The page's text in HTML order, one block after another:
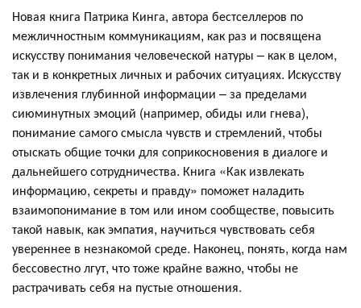
Новая книга Патрика Кинга, автора бестселлеров по
межличностным коммуникациям, как раз и посвящена
искусству понимания человеческой натуры – как в целом,
так и в конкретных личных и рабочих ситуациях. Искусству
извлечения глубинной информации – за пределами
сиюминутных эмоций (например, обиды или гнева),
понимание самого смысла чувств и стремлений, чтобы
отыскать общие точки для соприкосновения в диалоге и
дальнейшего сотрудничества. Книга «Как извлекать
информацию, секреты и правду» поможет наладить
взаимопонимание в том или ином сообществе, повысить
такой навык, как эмпатия, научиться чувствовать себя
увереннее в незнакомой среде. Наконец, понять, когда нам
бессовестно лгут, что тоже крайне важно, чтобы не
растрачивать себя на пустые отношения.